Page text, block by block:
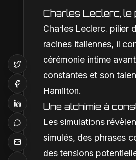
Charles Leclerc, le
Charles Leclerc, pilier
racines italiennes, il
cérémonie intime
constantes et son
Hamilton.
Une alchimie à
Les simulations
simulés, des phrases
des tensions